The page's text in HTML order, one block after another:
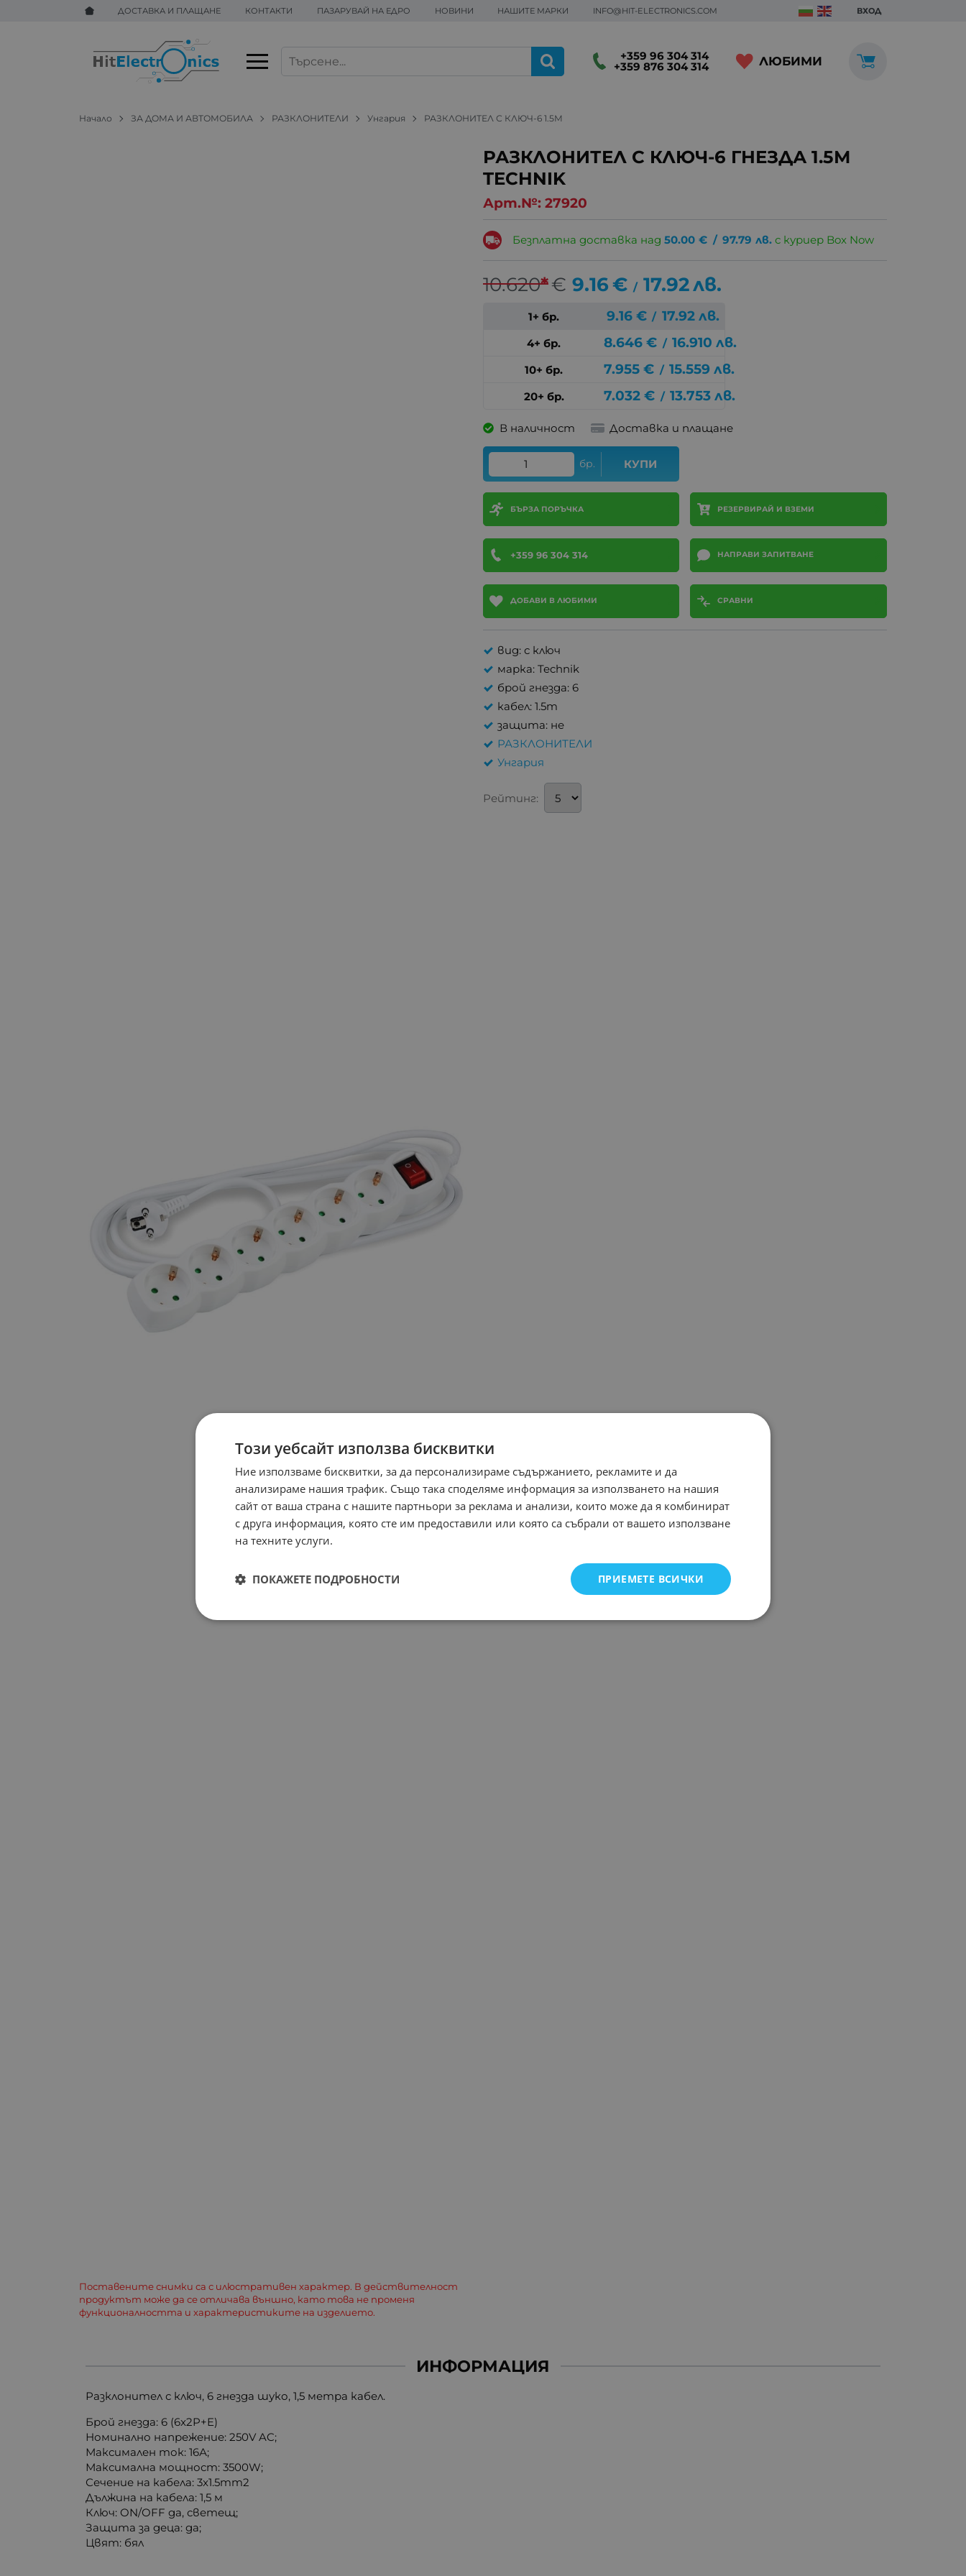
ДОСТАВКА И ПЛАЩАНЕ КОНТАКТИ ПАЗАРУВАЙ НА ЕДРО НОВИНИ НАШИТЕ МАРКИ INFO@HIT-ELECTRONICS.COM ВХОД
+359 96 304 314
+359 876 304 314 ЛЮБИМИ
Начало ЗА ДОМА И АВТОМОБИЛА РАЗКЛОНИТЕЛИ Унгария РАЗКЛОНИТЕЛ С КЛЮЧ-6 1.5М
РАЗКЛОНИТЕЛ С КЛЮЧ-6 ГНЕЗДА 1.5М
TECHNIK
Арт.№: 27920
Поставените снимки са с илюстративен характер. В действителност
продуктът може да се отличава външно, като това не променя
функционалността и характеристиките на изделието.
Безплатна доставка над50.00 € / 97.79 лв. с куриер Box Now
10.620*€ 9.16€ / 17.92лв.
1+ бр. 9.16 € / 17.92 лв.
4+ бр. 8.646 € / 16.910 лв.
10+ бр. 7.955 € / 15.559 лв.
20+ бр. 7.032 € / 13.753 лв.
В наличност Доставка и плащане
бр. КУПИ
БЪРЗА ПОРЪЧКА РЕЗЕРВИРАЙ И ВЗЕМИ
+359 96 304 314 НАПРАВИ ЗАПИТВАНЕ
ДОБАВИ В ЛЮБИМИ СРАВНИ
вид: с ключ
марка: Technik
брой гнезда: 6
кабел: 1.5m
защита: не
РАЗКЛОНИТЕЛИ
Унгария
Рейтинг:
ИНФОРМАЦИЯ
Разклонител с ключ, 6 гнезда шуко, 1,5 метра кабел.
Брой гнезда: 6 (6x2P+E)
Номинално напрежение: 250V AC;
Максимален ток: 16А;
Максимална мощност: 3500W;
Сечение на кабела: 3x1.5mm2
Дължина на кабела: 1,5 м
Ключ: ON/OFF да, светещ;
Защита за деца: да;
Цвят: бял
Този уебсайт използва бисквитки
Ние използваме бисквитки, за да персонализираме съдържанието, рекламите и да
анализираме нашия трафик. Също така споделяме информация за използването на нашия
сайт от ваша страна с нашите партньори за реклама и анализи, които може да я комбинират
с друга информация, която сте им предоставили или която са събрали от вашето използване
на техните услуги.
ПРИЕМЕТЕ ВСИЧКИ
ПОКАЖЕТЕ ПОДРОБНОСТИ